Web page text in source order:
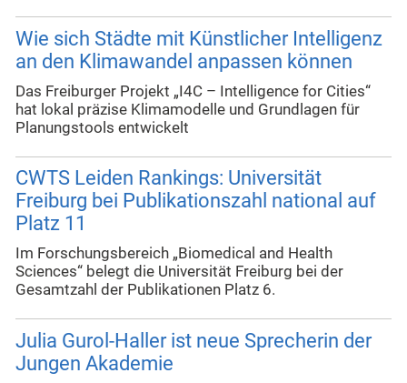
Wie sich Städte mit Künstlicher Intelligenz
an den Klimawandel anpassen können
Das Freiburger Projekt „I4C – Intelligence for Cities“
hat lokal präzise Klimamodelle und Grundlagen für
Planungstools entwickelt
CWTS Leiden Rankings: Universität
Freiburg bei Publikationszahl national auf
Platz 11
Im Forschungsbereich „Biomedical and Health
Sciences“ belegt die Universität Freiburg bei der
Gesamtzahl der Publikationen Platz 6.
Julia Gurol-Haller ist neue Sprecherin der
Jungen Akademie